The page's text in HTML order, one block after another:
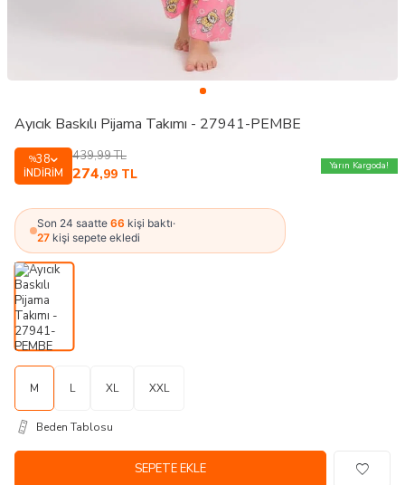
Ayıcık Baskılı Pijama Takımı - 27941-PEMBE
%38
İNDIRIM
439,99TL
274,99 TL
Yarın Kargoda!
Son 24 saatte 66 kişi baktı·
27 kişi sepete ekledi
M L XL XXL
Beden Tablosu
SEPETE EKLE